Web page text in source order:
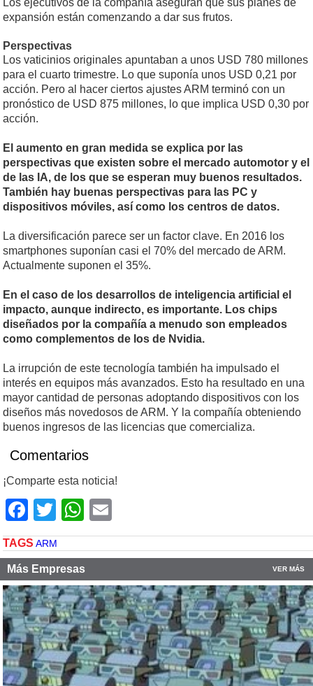
Los ejecutivos de la compañía aseguran que sus planes de
expansión están comenzando a dar sus frutos.
Perspectivas
Los vaticinios originales apuntaban a unos USD 780 millones
para el cuarto trimestre. Lo que suponía unos USD 0,21 por
acción. Pero al hacer ciertos ajustes ARM terminó con un
pronóstico de USD 875 millones, lo que implica USD 0,30 por
acción.
El aumento en gran medida se explica por las
perspectivas que existen sobre el mercado automotor y el
de las IA, de los que se esperan muy buenos resultados.
También hay buenas perspectivas para las PC y
dispositivos móviles, así como los centros de datos.
La diversificación parece ser un factor clave. En 2016 los
smartphones suponían casi el 70% del mercado de ARM.
Actualmente suponen el 35%.
En el caso de los desarrollos de inteligencia artificial el
impacto, aunque indirecto, es importante. Los chips
diseñados por la compañía a menudo son empleados
como complementos de los de Nvidia.
La irrupción de este tecnología también ha impulsado el
interés en equipos más avanzados. Esto ha resultado en una
mayor cantidad de personas adoptando dispositivos con los
diseños más novedosos de ARM. Y la compañía obteniendo
buenos ingresos de las licencias que comercializa.
Comentarios
¡Comparte esta noticia!
Facebook
TwitterWhatsApp
TAGS ARM
Más Empresas VER MÁS